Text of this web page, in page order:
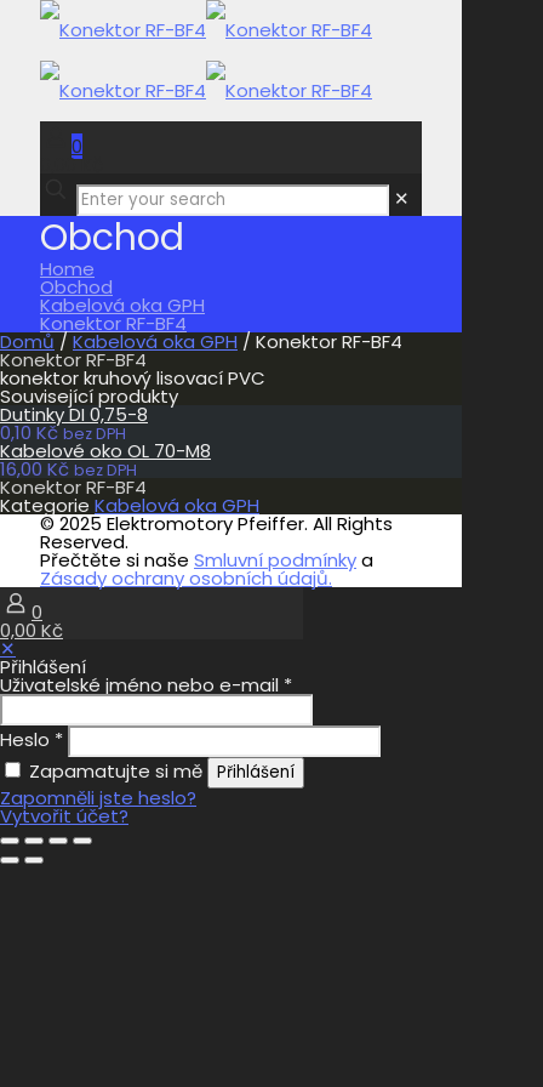
0
0,00 Kč
✕
Obchod
Home
Obchod
Kabelová oka GPH
Konektor RF-BF4
Domů / Kabelová oka GPH / Konektor RF-BF4
Konektor RF-BF4
konektor kruhový lisovací PVC
Související produkty
Dutinky DI 0,75-8
0,10 Kč bez DPH
Kabelové oko OL 70-M8
16,00 Kč bez DPH
Konektor RF-BF4
Kategorie Kabelová oka GPH
© 2025 Elektromotory Pfeiffer. All Rights
Reserved.
Přečtěte si naše Smluvní podmínkya
Zásady ochrany osobních údajů.
0
0,00 Kč
✕
Přihlášení
Uživatelské jméno nebo e-mail *
Heslo *
Zapamatujte si mě
Přihlášení
Zapomněli jste heslo?
Vytvořit účet?